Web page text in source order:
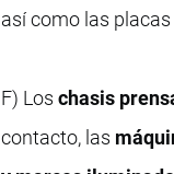
así como las
F) Loschasis
contacto, las